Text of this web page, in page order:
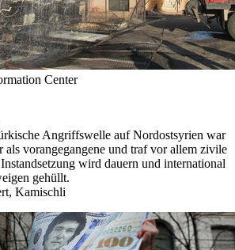
Center
Angriffswelle auf Nordostsyrien war
als vorangegangene und traf vor allem zivile
wird dauern und international
gehüllt.
Kamischli